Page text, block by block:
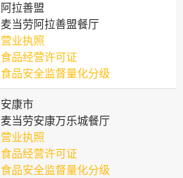
阿拉善盟
麦当劳阿拉善盟餐厅
营业执照
食品经营许可证
食品安全监督量化分级
安康市
麦当劳安康万乐城餐厅
营业执照
食品经营许可证
食品安全监督量化分级